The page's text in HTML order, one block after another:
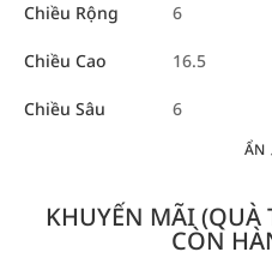
Chiều Rộng 6
Chiều Cao 16.5
Chiều Sâu 6
ẨN
KHUYẾN MÃI (QUÀ
CÒN